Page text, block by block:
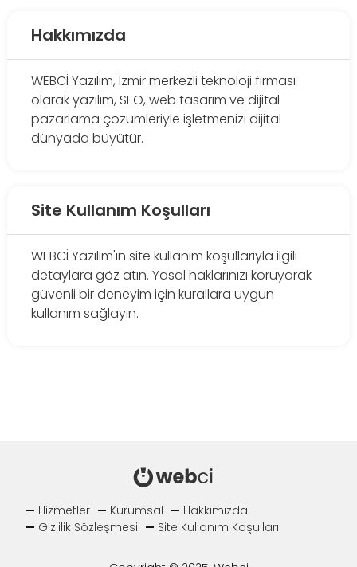
Hakkımızda
WEBCİ Yazılım, İzmir merkezli teknoloji firması
olarak yazılım, SEO, web tasarım ve dijital
pazarlama çözümleriyle işletmenizi dijital
dünyada büyütür.
Site Kullanım Koşulları
WEBCİ Yazılım'ın site kullanım koşullarıyla ilgili
detaylara göz atın. Yasal haklarınızı koruyarak
güvenli bir deneyim için kurallara uygun
kullanım sağlayın.
Hizmetler Kurumsal
Hakkımızda
Gizlilik Sözleşmesi
Site Kullanım Koşulları